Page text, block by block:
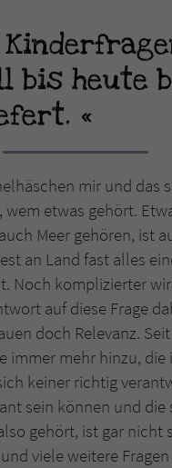
bis heute
mir und das
etwas gehört.
Meer gehören, ist
an Land fast alles
Noch komplizierter
auf diese Frage
doch Relevanz.
immer mehr hinzu,
keiner richtig
sein können und die
gehört, ist gar
viele weitere
Name
Anbieter
Laufzeit
Name
Anbieter
Laufzeit
Zweck